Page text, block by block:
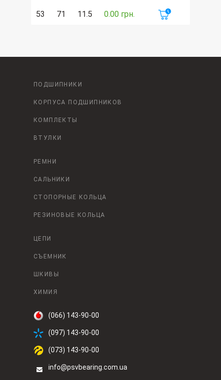
53 71 11.5 0.00 грн.
ПОДШИПНИКИ
КОРПУСА ПОДШИПНИКОВ
КОМПЛЕКТЫ
ВТУЛКИ
РЕМНИ
САЛЬНИКИ
СТОПОРНЫЕ КОЛЬЦА
РЕЗИНОВЫЕ КОЛЬЦА
ЦЕПИ
СЪЕМНИК
ШКИВЫ
ХИМИЯ
(066) 143-90-00
(097) 143-90-00
(073) 143-90-00
info@psvbearing.com.ua